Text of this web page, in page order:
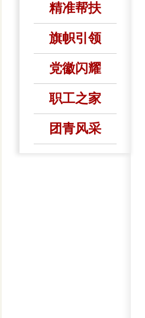
精准帮扶
旗帜引领
党徽闪耀
职工之家
团青风采